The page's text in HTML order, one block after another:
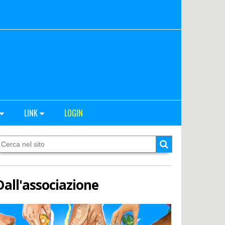
LINK LOGIN